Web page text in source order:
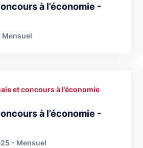
à l’économie -
Mensuel
à l’économie -
et concours à l’économie
- Mensuel